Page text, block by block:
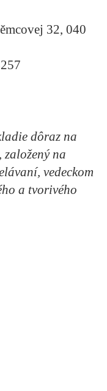
32, 040
dôraz na
na
vedeckom
a tvorivého